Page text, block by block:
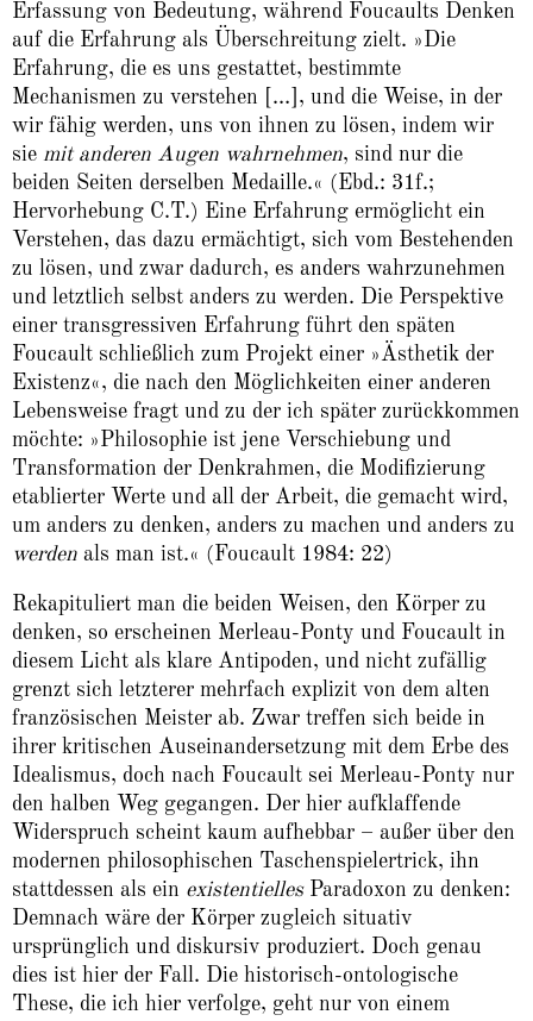
Erfassung von Bedeutung, während Foucaults Denken
auf die Erfahrung als Überschreitung zielt. »Die
Erfahrung, die es uns gestattet, bestimmte
Mechanismen zu verstehen […], und die Weise, in der
wir fähig werden, uns von ihnen zu lösen, indem wir
sie mit anderen Augen wahrnehmen, sind nur die
beiden Seiten derselben Medaille.« (Ebd.: 31f.;
Hervorhebung C.T.) Eine Erfahrung ermöglicht ein
Verstehen, das dazu ermächtigt, sich vom Bestehenden
zu lösen, und zwar dadurch, es anders wahrzunehmen
und letztlich selbst anders zu werden. Die Perspektive
einer transgressiven Erfahrung führt den späten
Foucault schließlich zum Projekt einer »Ästhetik der
Existenz«, die nach den Möglichkeiten einer anderen
Lebensweise fragt und zu der ich später zurückkommen
möchte: »Philosophie ist jene Verschiebung und
Transformation der Denkrahmen, die Modifizierung
etablierter Werte und all der Arbeit, die gemacht wird,
um anders zu denken, anders zu machen und anders zu
werden als man ist.« (Foucault 1984: 22)
Rekapituliert man die beiden Weisen, den Körper zu
denken, so erscheinen Merleau-Ponty und Foucault in
diesem Licht als klare Antipoden, und nicht zufällig
grenzt sich letzterer mehrfach explizit von dem alten
französischen Meister ab. Zwar treffen sich beide in
ihrer kritischen Auseinandersetzung mit dem Erbe des
Idealismus, doch nach Foucault sei Merleau-Ponty nur
den halben Weg gegangen. Der hier aufklaffende
Widerspruch scheint kaum aufhebbar – außer über den
modernen philosophischen Taschenspielertrick, ihn
stattdessen als ein existentielles Paradoxon zu denken:
Demnach wäre der Körper zugleich situativ
ursprünglich und diskursiv produziert. Doch genau
dies ist hier der Fall. Die historisch-ontologische
These, die ich hier verfolge, geht nur von einem